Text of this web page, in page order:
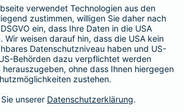
Adresse ändern
Schaden melden
Kilometerstandsmeldung
Serviceübersicht